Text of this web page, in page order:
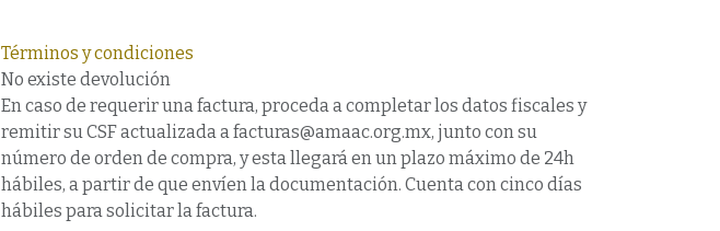
Términos y condiciones
No existe devolución
En caso de requerir una factura, proceda a completar los datos fiscales y
remitir su CSF actualizada a facturas@amaac.org.mx, junto con su
número de orden de compra, y esta llegará en un plazo máximo de 24h
hábiles, a partir de que envíen la documentación. Cuenta con cinco días
hábiles para solicitar la factura.